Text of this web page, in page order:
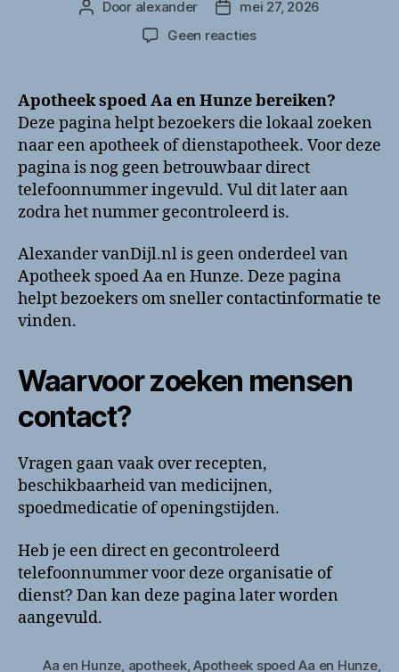
Berichtauteur
Door alexander Berichtdatum
mei 27, 2026
Geen reactiesop
Aa
en
Hunze
bellen?
Telefoonnummer
en
contactinformatie
Apotheek spoed Aa en Hunze bereiken?
Deze pagina helpt bezoekers die lokaal zoeken
naar een apotheek of dienstapotheek. Voor deze
pagina is nog geen betrouwbaar direct
telefoonnummer ingevuld. Vul dit later aan
zodra het nummer gecontroleerd is.
Alexander vanDijl.nl is geen onderdeel van
Apotheek spoed Aa en Hunze. Deze pagina
helpt bezoekers om sneller contactinformatie te
vinden.
Waarvoor zoeken mensen
contact?
Vragen gaan vaak over recepten,
beschikbaarheid van medicijnen,
spoedmedicatie of openingstijden.
Heb je een direct en gecontroleerd
telefoonnummer voor deze organisatie of
dienst? Dan kan deze pagina later worden
aangevuld.
Aa en Hunze apotheek,Apotheek spoed Aa en Hunze,